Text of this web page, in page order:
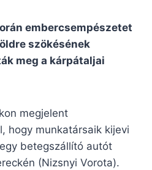
embercsempészetet
szökésének
meg a kárpátaljai
megjelent
hogy munkatársaik kijevi
betegszállító autót
(Nizsnyi Vorota).